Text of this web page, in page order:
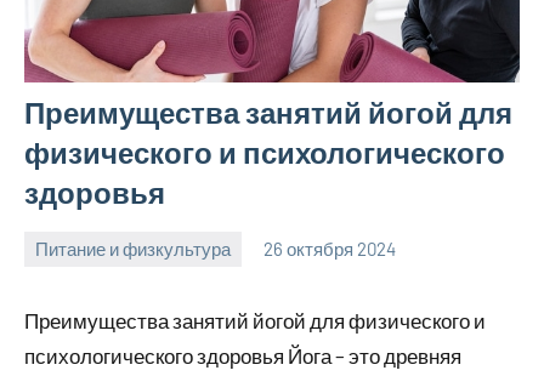
Преимущества занятий йогой для
физического и психологического
здоровья
Питание и физкультура 26 октября 2024
Преимущества занятий йогой для физического и
психологического здоровья Йога – это древняя